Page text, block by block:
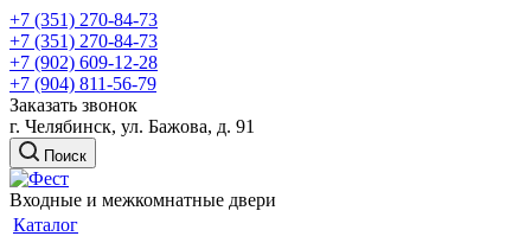
+7 (351) 270-84-73
+7 (351) 270-84-73
+7 (902) 609-12-28
+7 (904) 811-56-79
Заказать звонок
г. Челябинск, ул. Бажова, д. 91
Поиск
Входные и межкомнатные двери
Каталог